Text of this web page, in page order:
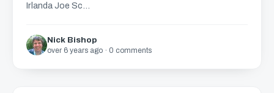
Irlanda Joe Sc...
Nick Bishop
over 6 years ago · 0 comments